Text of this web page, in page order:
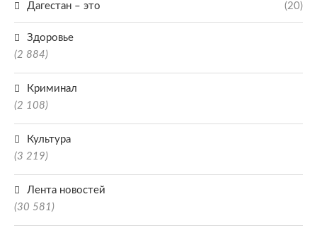
Дагестан – это (20)
Здоровье
(2 884)
Криминал
(2 108)
Культура
(3 219)
Лента новостей
(30 581)